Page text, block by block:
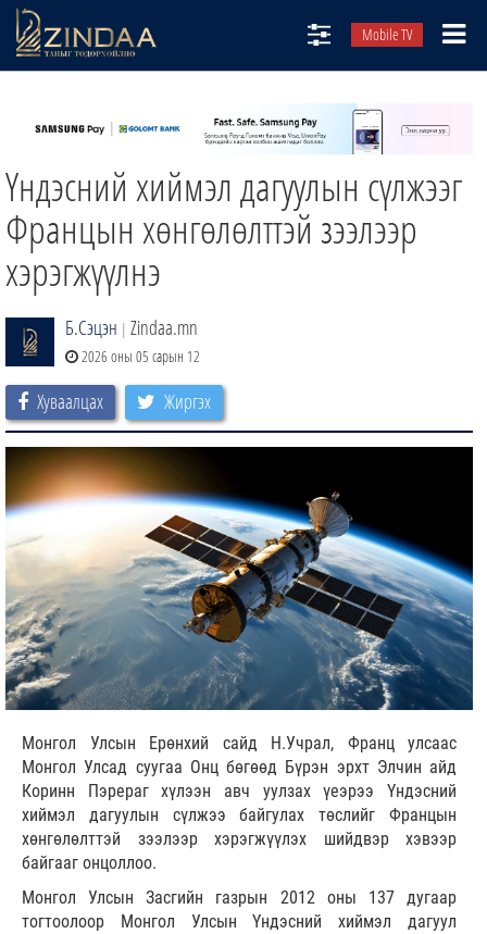
Mobile TV
ТВ8
ӨГЛӨӨНИЙ СОНИН
АУДИО ЗОХИОЛ
ЗИНДАА СЭТГҮҮЛ
Үндэсний хиймэл дагуулын сүлжээг
Францын хөнгөлөлттэй зээлээр
хэрэгжүүлнэ
Б.Сэцэн | Zindaa.mn
2026 оны 05 сарын 12
Хуваалцах Жиргэх
Монгол Улсын Ерөнхий сайд Н.Учрал, Франц улсаас
Монгол Улсад суугаа Онц бөгөөд Бүрэн эрхт Элчин айд
Коринн Пэрераг хүлээн авч уулзах үеэрээ Үндэсний
хиймэл дагуулын сүлжээ байгулах төслийг Францын
хөнгөлөлттэй зээлээр хэрэгжүүлэх шийдвэр хэвээр
байгааг онцоллоо.
Монгол Улсын Засгийн газрын 2012 оны 137 дугаар
тогтоолоор Монгол Улсын Үндэсний хиймэл дагуул